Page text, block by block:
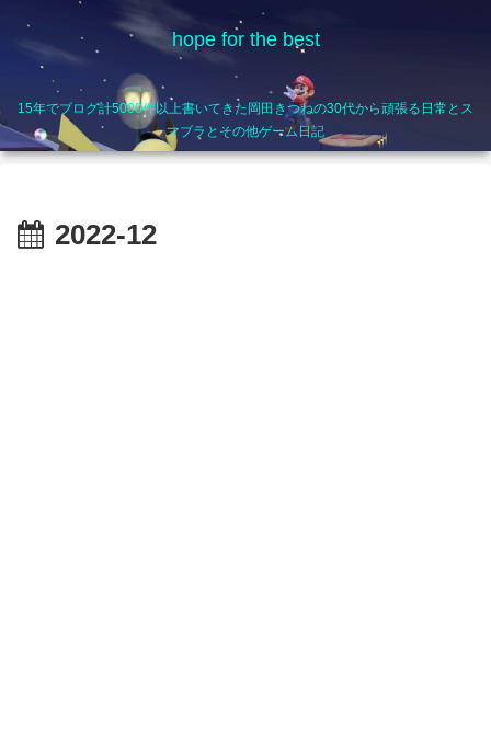
hope for the best
15年でブログ計5000件以上書いてきた岡田きつねの30代から頑張る日常とス
マブラとその他ゲーム日記
2022-12